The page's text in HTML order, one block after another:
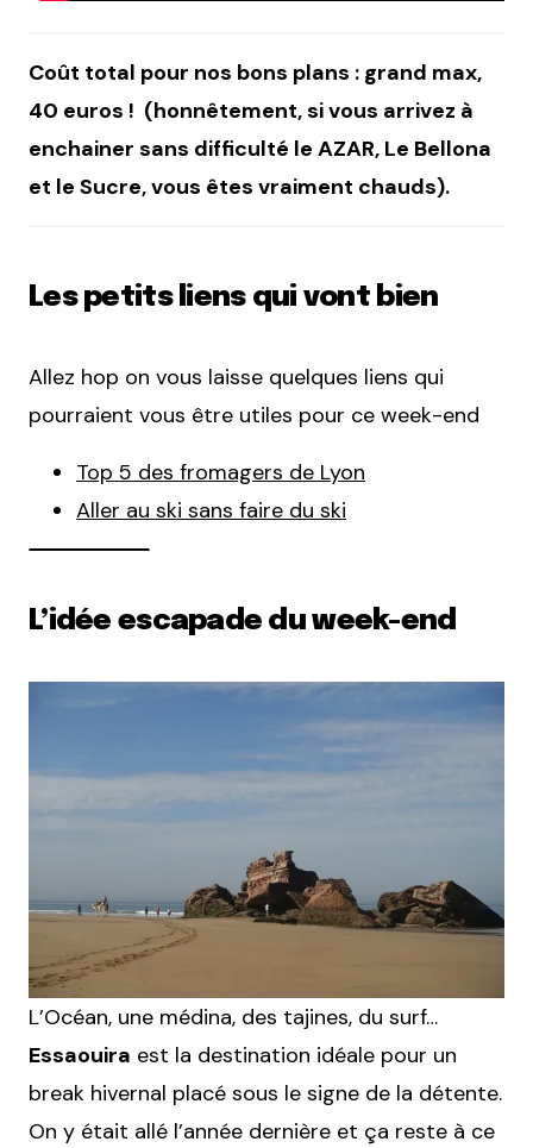
Coût total pour nos bons plans : grand max,
40 euros ! (honnêtement, si vous arrivez à
enchainer sans difficulté le AZAR, Le Bellona
et le Sucre, vous êtes vraiment chauds).
Les petits liens qui vont bien
Allez hop on vous laisse quelques liens qui
pourraient vous être utiles pour ce week-end
Top 5 des fromagers de Lyon
Aller au ski sans faire du ski
L’idée escapade du week-end
L’Océan, une médina, des tajines, du surf…
Essaouira est la destination idéale pour un
break hivernal placé sous le signe de la détente.
On y était allé l’année dernière et ça reste à ce